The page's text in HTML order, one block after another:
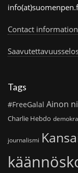
Contact information
Tags
#FreeGalal Ainon
Charlie Hebdo
journalismi